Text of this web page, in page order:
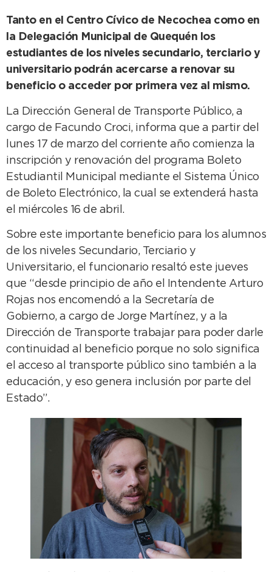
Tanto en el Centro Cívico de Necochea como en
la Delegación Municipal de Quequén los
estudiantes de los niveles secundario, terciario y
universitario podrán acercarse a renovar su
beneficio o acceder por primera vez al mismo.
La Dirección General de Transporte Público, a
cargo de Facundo Croci, informa que a partir del
lunes 17 de marzo del corriente año comienza la
inscripción y renovación del programa Boleto
Estudiantil Municipal mediante el Sistema Único
de Boleto Electrónico, la cual se extenderá hasta
el miércoles 16 de abril.
Sobre este importante beneficio para los alumnos
de los niveles Secundario, Terciario y
Universitario, el funcionario resaltó este jueves
que “desde principio de año el Intendente Arturo
Rojas nos encomendó a la Secretaría de
Gobierno, a cargo de Jorge Martínez, y a la
Dirección de Transporte trabajar para poder darle
continuidad al beneficio porque no solo significa
el acceso al transporte público sino también a la
educación, y eso genera inclusión por parte del
Estado”.